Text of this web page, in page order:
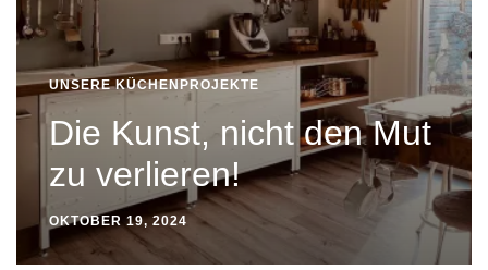
UNSERE KÜCHENPROJEKTE
Die Kunst, nicht den Mut
zu verlieren!
OKTOBER 19, 2024